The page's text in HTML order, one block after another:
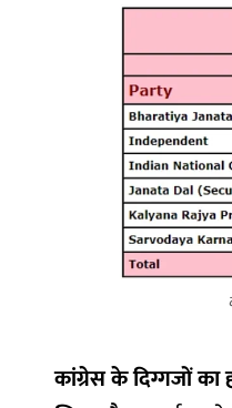
कांग्रेस के दिग्गजों का